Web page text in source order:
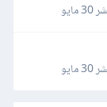
30 مايو
30 مايو